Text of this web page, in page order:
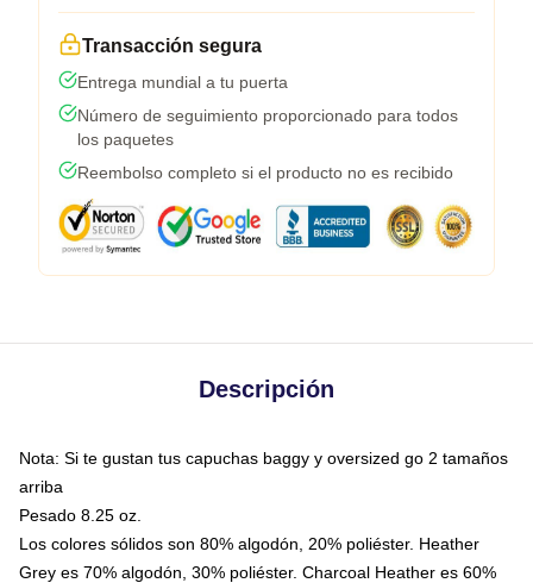
Transacción segura
Entrega mundial a tu puerta
Número de seguimiento proporcionado para todos
los paquetes
Reembolso completo si el producto no es recibido
Descripción
Nota: Si te gustan tus capuchas baggy y oversized go 2 tamaños
arriba
Pesado 8.25 oz.
Los colores sólidos son 80% algodón, 20% poliéster. Heather
Grey es 70% algodón, 30% poliéster. Charcoal Heather es 60%